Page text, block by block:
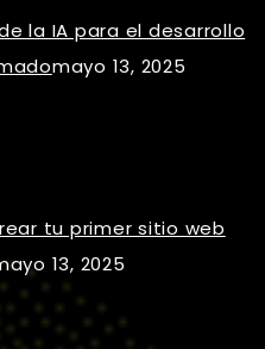
la IA para el desarrollo
mayo 13, 2025
tu primer sitio web
13, 2025